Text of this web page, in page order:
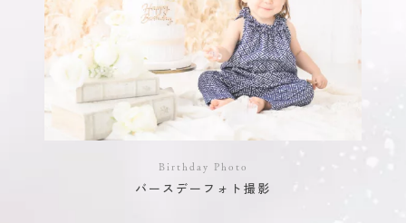
Birthday Photo
バースデーフォト撮影